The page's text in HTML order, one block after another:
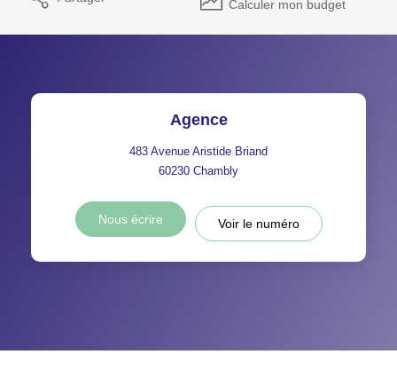
Calculer mon budget
Agence
483 Avenue Aristide Briand
60230 Chambly
Nous écrire Voir le numéro